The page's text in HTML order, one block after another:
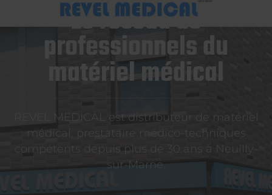
Le réseau de
professionnels du
matériel médical
REVEL MEDICAL est distributeur de matériel
médical, prestataire médico-techniques
compétents depuis plus de 30 ans à Neuilly-
sur-Marne.